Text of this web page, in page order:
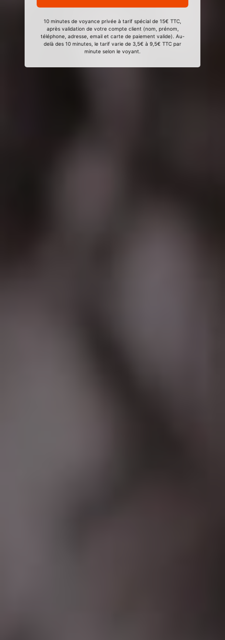
10 minutes de voyance privée à tarif spécial de 15€ TTC,
après validation de votre compte client (nom, prénom,
téléphone, adresse, email et carte de paiement valide). Au-
delà des 10 minutes, le tarif varie de 3,5€ à 9,5€ TTC par
minute selon le voyant.